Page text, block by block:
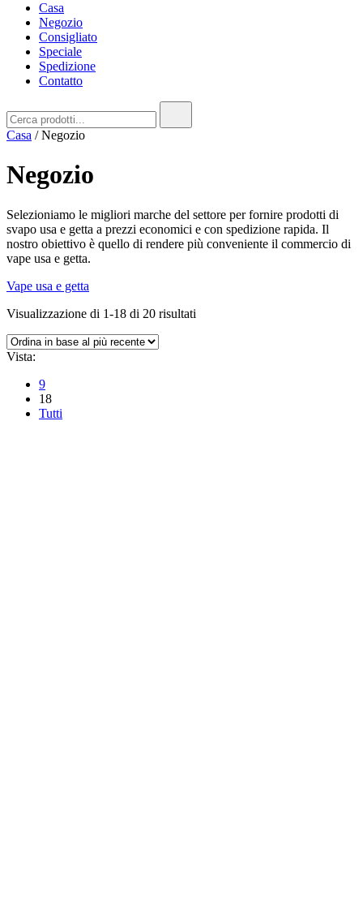
Casa
Negozio
Consigliato
Speciale
Spedizione
Contatto
Casa / Negozio
Negozio
Selezioniamo le migliori marche del settore per fornire prodotti di
svapo usa e getta a prezzi economici e con spedizione rapida. Il
nostro obiettivo è quello di rendere più conveniente il commercio di
vape usa e getta.
Vape usa e getta
Visualizzazione di 1-18 di 20 risultati
Vista:
9
18
Tutti